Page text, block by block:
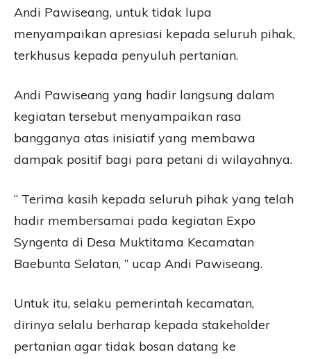
Andi Pawiseang, untuk tidak lupa
menyampaikan apresiasi kepada seluruh pihak,
terkhusus kepada penyuluh pertanian.
Andi Pawiseang yang hadir langsung dalam
kegiatan tersebut menyampaikan rasa
bangganya atas inisiatif yang membawa
dampak positif bagi para petani di wilayahnya.
“ Terima kasih kepada seluruh pihak yang telah
hadir membersamai pada kegiatan Expo
Syngenta di Desa Muktitama Kecamatan
Baebunta Selatan, ” ucap Andi Pawiseang.
Untuk itu, selaku pemerintah kecamatan,
dirinya selalu berharap kepada stakeholder
pertanian agar tidak bosan datang ke